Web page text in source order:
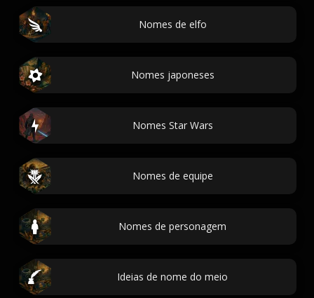
Nomes de elfo
Nomes japoneses
Nomes Star Wars
Nomes de equipe
Nomes de personagem
Ideias de nome do meio